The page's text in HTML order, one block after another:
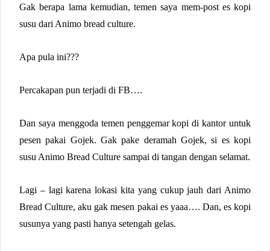
Gak berapa lama kemudian, temen saya mem-post es kopi
susu dari Animo bread culture.
Apa pula ini???
Percakapan pun terjadi di FB….
Dan saya menggoda temen penggemar kopi di kantor untuk
pesen pakai Gojek. Gak pake deramah Gojek, si es kopi
susu Animo Bread Culture sampai di tangan dengan selamat.
Lagi – lagi karena lokasi kita yang cukup jauh dari Animo
Bread Culture, aku gak mesen pakai es yaaa…. Dan, es kopi
susunya yang pasti hanya setengah gelas.